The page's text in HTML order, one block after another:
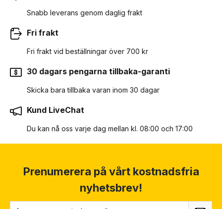
Snabb leverans genom daglig frakt
Fri frakt
Fri frakt vid beställningar över 700 kr
30 dagars pengarna tillbaka-garanti
Skicka bara tillbaka varan inom 30 dagar
Kund LiveChat
Du kan nå oss varje dag mellan kl. 08:00 och 17:00
Prenumerera på vårt kostnadsfria
nyhetsbrev!